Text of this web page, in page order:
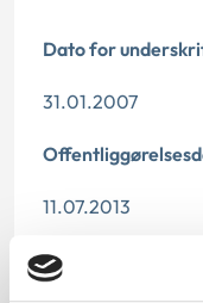
Dato for
31.01.2007
11.07.2013
Denne
da den er erstattet